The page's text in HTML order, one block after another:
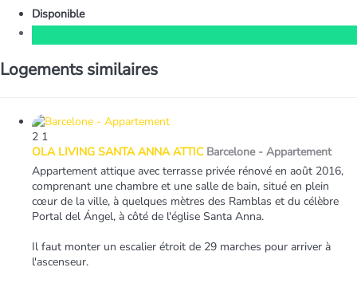
Disponible
Logements similaires
2 1
OLA LIVING SANTA ANNA ATTIC Barcelone - Appartement
Appartement attique avec terrasse privée rénové en août 2016,
comprenant une chambre et une salle de bain, situé en plein
cœur de la ville, à quelques mètres des Ramblas et du célèbre
Portal del Ángel, à côté de l'église Santa Anna.
Il faut monter un escalier étroit de 29 marches pour arriver à
l'ascenseur.